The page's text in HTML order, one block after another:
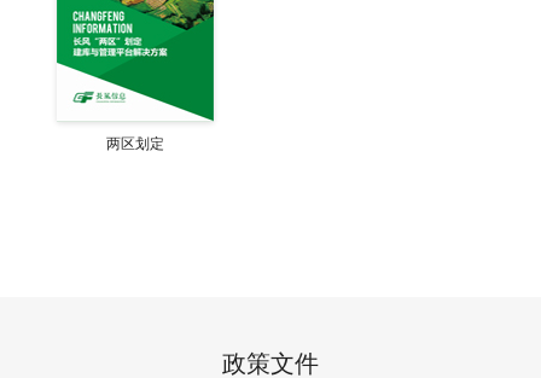
两区划定
政策文件